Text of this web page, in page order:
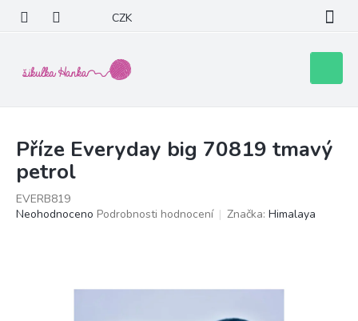
obsah
CZK
košík
Příze Everyday big 70819 tmavý
petrol
EVERB819
Průměrné
Neohodnoceno Podrobnosti hodnocení Značka: Himalaya